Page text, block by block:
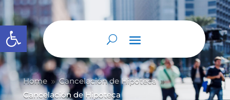
Abrir barra de herramientas
Home 9 Cancelación de Hipoteca 9
Cancelación de Hipoteca